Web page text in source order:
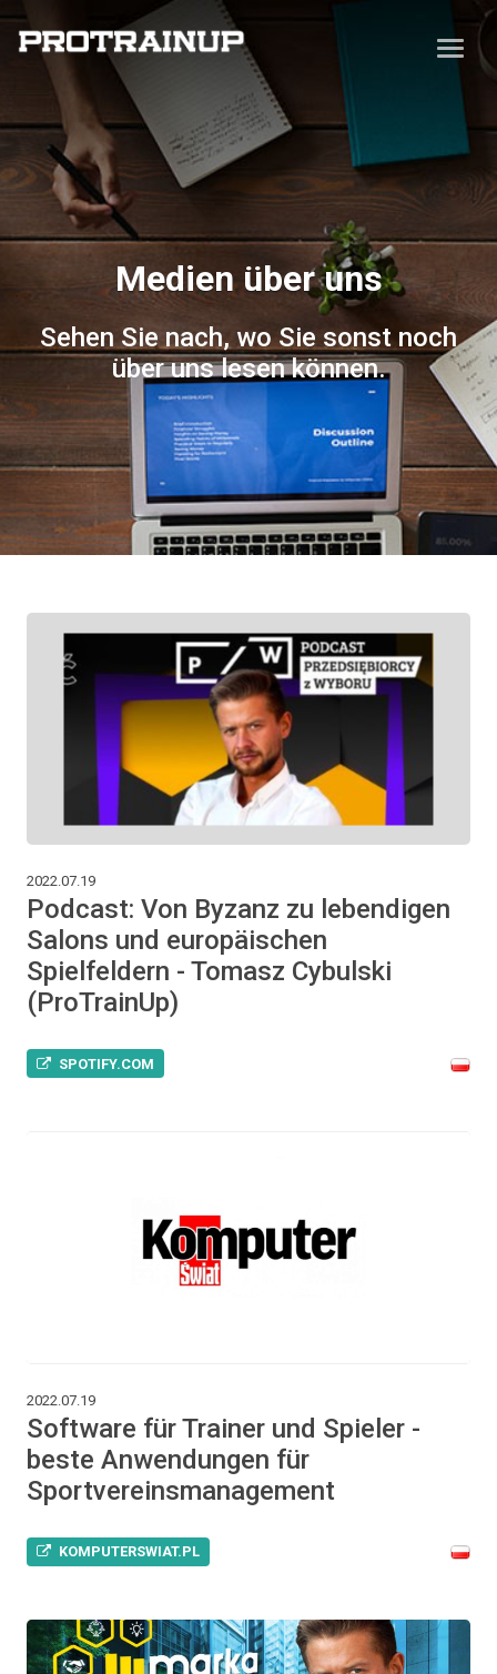
Medien über uns
Sehen Sie nach, wo Sie sonst noch
über uns lesen können.
2022.07.19
Podcast: Von Byzanz zu lebendigen
Salons und europäischen
Spielfeldern - Tomasz Cybulski
(ProTrainUp)
SPOTIFY.COM
2022.07.19
Software für Trainer und Spieler -
beste Anwendungen für
Sportvereinsmanagement
KOMPUTERSWIAT.PL